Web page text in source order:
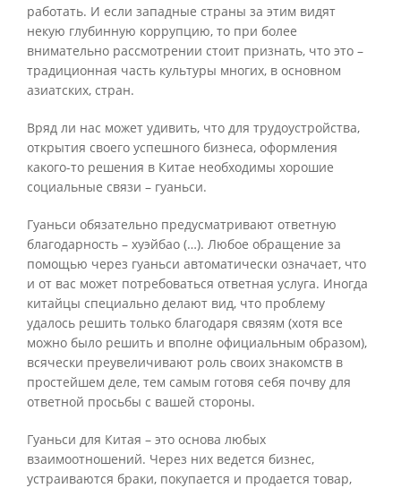
работать. И если западные страны за этим видят
некую глубинную коррупцию, то при более
внимательно рассмотрении стоит признать, что это –
традиционная часть культуры многих, в основном
азиатских, стран.
Вряд ли нас может удивить, что для трудоустройства,
открытия своего успешного бизнеса, оформления
какого-то решения в Китае необходимы хорошие
социальные связи – гуаньси.
Гуаньси обязательно предусматривают ответную
благодарность – хуэйбао (…). Любое обращение за
помощью через гуаньси автоматически означает, что
и от вас может потребоваться ответная услуга. Иногда
китайцы специально делают вид, что проблему
удалось решить только благодаря связям (хотя все
можно было решить и вполне официальным образом),
всячески преувеличивают роль своих знакомств в
простейшем деле, тем самым готовя себя почву для
ответной просьбы с вашей стороны.
Гуаньси для Китая – это основа любых
взаимоотношений. Через них ведется бизнес,
устраиваются браки, покупается и продается товар,